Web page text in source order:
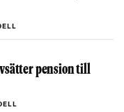
pension till